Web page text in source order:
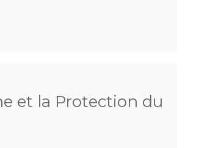
et la Protection du